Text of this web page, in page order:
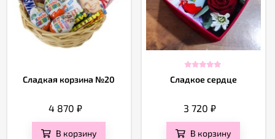
Сладкая корзина №20
4 870 ₽
В корзину
Сладкое сердце
3 720 ₽
В корзину